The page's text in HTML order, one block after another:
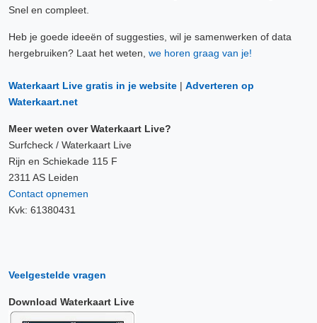
Snel en compleet.
Heb je goede ideeën of suggesties, wil je samenwerken of data
hergebruiken? Laat het weten, we horen graag van je!
Waterkaart Live gratis in je website | Adverteren op
Waterkaart.net
Meer weten over Waterkaart Live?
Surfcheck / Waterkaart Live
Rijn en Schiekade 115 F
2311 AS Leiden
Contact opnemen
Kvk: 61380431
Veelgestelde vragen
Download Waterkaart Live